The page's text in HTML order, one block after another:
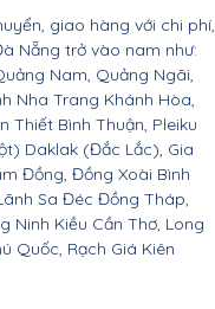
giao hàng với chi phí,
Nẵng trở vào nam như:
Nam, Quảng Ngãi,
Nha Trang Khánh Hòa,
Thiết Bình Thuận, Pleiku
Daklak (Đắc Lắc), Gia
Đồng, Đồng Xoài Bình
Sa Đéc Đồng Tháp,
Ninh Kiều Cần Thơ, Long
Quốc, Rạch Giá Kiên